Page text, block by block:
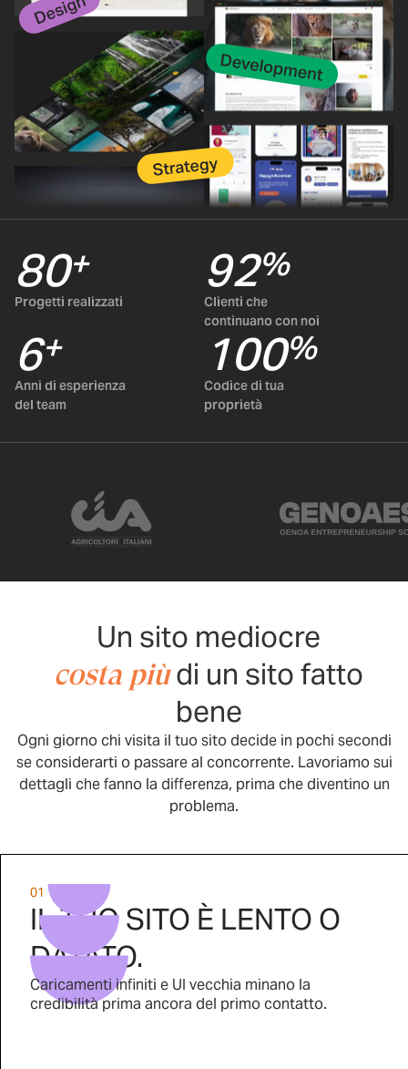
Progetti realizzati
80+
Clienti che
continuano con noi
92%
Anni di esperienza
del team
6+
Codice di tua
proprietà
100%
Un sito mediocre
costa piùdi un sito fatto
bene
Ogni giorno chi visita il tuo sito decide in pochi secondi
se considerarti o passare al concorrente. Lavoriamo sui
dettagli che fanno la differenza, prima che diventino un
problema.
01
IL TUO SITO È LENTO O
DATATO.
Caricamenti infiniti e UI vecchia minano la
credibilità prima ancora del primo contatto.